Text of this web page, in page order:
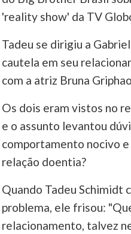
'reality show' da TV
Tadeu se dirigiu a
cautela em seu
com a atriz Bruna
Os dois eram vistos no
e o assunto levantou
comportamento nocivo e
relação doentia?
Quando Tadeu Schimidt
problema, ele frisou:
relacionamento, talvez